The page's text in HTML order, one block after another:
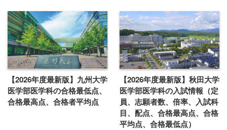
【2026年度最新版】九州大学
医学部医学科の合格最低点、
合格最高点、合格者平均点
【2026年度最新版】秋田大学
医学部医学科の入試情報（定
員、志願者数、倍率、入試科
目、配点、合格最高点、合格
平均点、合格最低点）